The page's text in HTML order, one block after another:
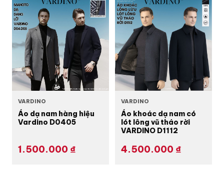
VARDINO
Áo dạ nam hàng hiệu
Vardino D0405
1.500.000 ₫
VARDINO
Áo khoác dạ nam có
lót lông vũ tháo rời
VARDINO D1112
4.500.000 ₫